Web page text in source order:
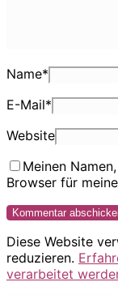
Name*
E-Mail*
Website
Meinen
Browser für
Diese Website
reduzieren.
verarbeitet